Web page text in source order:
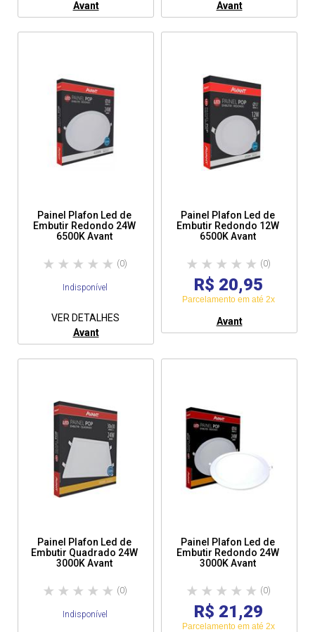
Avant Avant
Painel Plafon Led de
Embutir Redondo 24W
6500K Avant
(0)
Indisponível
VER DETALHES
Avant
Painel Plafon Led de
Embutir Redondo 12W
6500K Avant
(0)
R$ 20,95
Parcelamento em até 2x
Avant
Painel Plafon Led de
Embutir Quadrado 24W
3000K Avant
(0)
Indisponível
Painel Plafon Led de
Embutir Redondo 24W
3000K Avant
(0)
R$ 21,29
Parcelamento em até 2x